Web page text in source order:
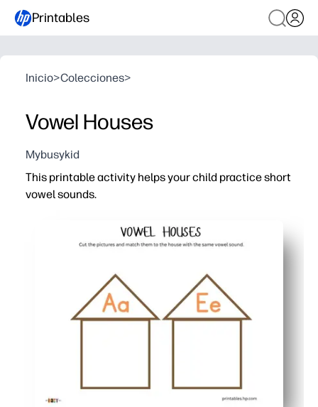
Printables
Inicio>Colecciones>
Vowel Houses
Mybusykid
This printable activity helps your child practice short
vowel sounds.